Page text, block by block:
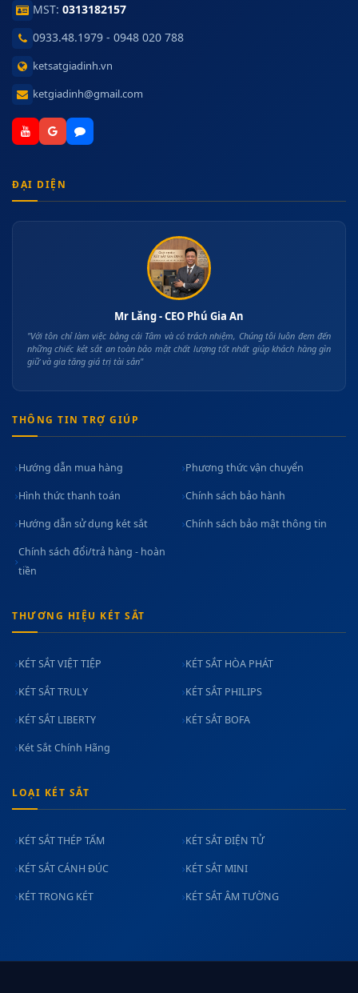
MST: 0313182157
0933.48.1979 - 0948 020 788
ketsatgiadinh.vn
ketgiadinh@gmail.com
ĐẠI DIỆN
Mr Lăng - CEO Phú Gia An
"Với tôn chỉ làm việc bằng cái Tâm và có trách nhiệm, Chúng tôi luôn đem đến
những chiếc két sắt an toàn bảo mật chất lượng tốt nhất giúp khách hàng gìn
giữ và gia tăng giá trị tài sản"
THÔNG TIN TRỢ GIÚP
Hướng dẫn mua hàng Phương thức vận chuyển
Hình thức thanh toán Chính sách bảo hành
Hướng dẫn sử dụng két sắt Chính sách bảo mật thông tin
Chính sách đổi/trả hàng - hoàn
tiền
THƯƠNG HIỆU KÉT SẮT
KÉT SẮT VIỆT TIỆP KÉT SẮT HÒA PHÁT
KÉT SẮT TRULY KÉT SẮT PHILIPS
KÉT SẮT LIBERTY KÉT SẮT BOFA
Két Sắt Chính Hãng
LOẠI KÉT SẮT
KÉT SẮT THÉP TẤM KÉT SẮT ĐIỆN TỬ
KÉT SẮT CÁNH ĐÚC KÉT SẮT MINI
KÉT TRONG KÉT KÉT SẮT ÂM TƯỜNG